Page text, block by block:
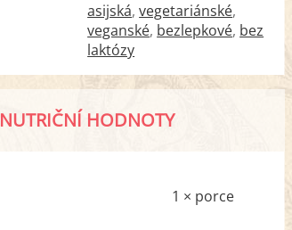
asijská vegetariánské
veganské bezlepkové bez
laktózy
NUTRIČNÍ HODNOTY
1 × porce